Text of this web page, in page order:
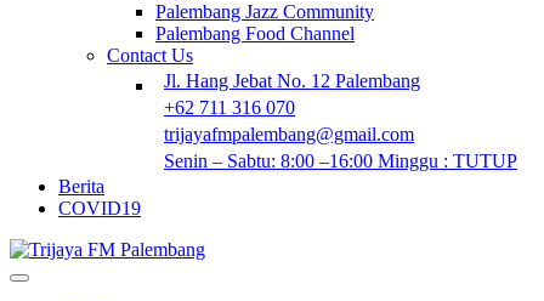
Palembang Jazz Community
Palembang Food Channel
Contact Us
Jl. Hang Jebat No. 12 Palembang
+62 711 316 070
trijayafmpalembang@gmail.com
Senin – Sabtu: 8:00 –16:00 Minggu : TUTUP
Berita
COVID19